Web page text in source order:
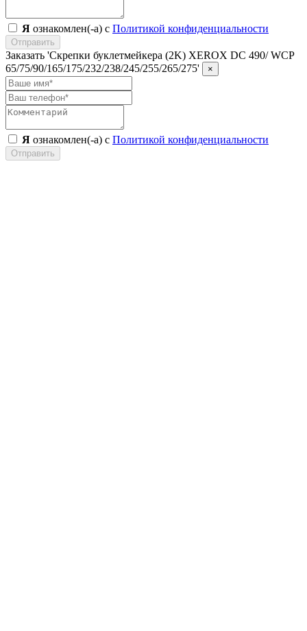
Я ознакомлен(-а) с Политикой конфиденциальности
Отправить
Заказать 'Скрепки буклетмейкера (2K) XEROX DC 490/ WCP
65/75/90/165/175/232/238/245/255/265/275'
×
Я ознакомлен(-а) с Политикой конфиденциальности
Отправить